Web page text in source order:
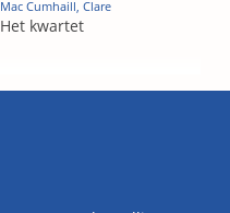
Mac Cumhaill, Clare
Het kwartet